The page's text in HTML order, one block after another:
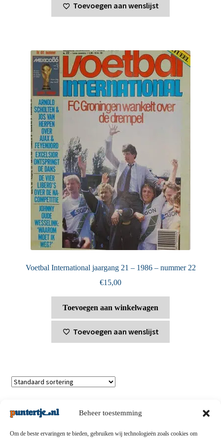
Beheer toestemming
Om de beste ervaringen te bieden, gebruiken wij technologieën zoals cookies om
Toevoegen aan wenslijst
Voetbal International jaargang 21 – 1986 – nummer 22
€15,00
Toevoegen aan winkelwagen
Toevoegen aan wenslijst